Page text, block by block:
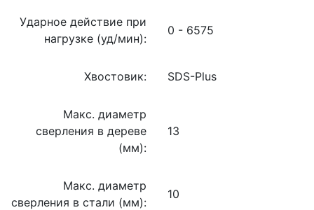
Ударное действие при
нагрузке (уд/мин):
0 - 6575
Хвостовик: SDS-Plus
Макс. диаметр
сверления в дереве
(мм):
13
Макс. диаметр
сверления в стали (мм):
10